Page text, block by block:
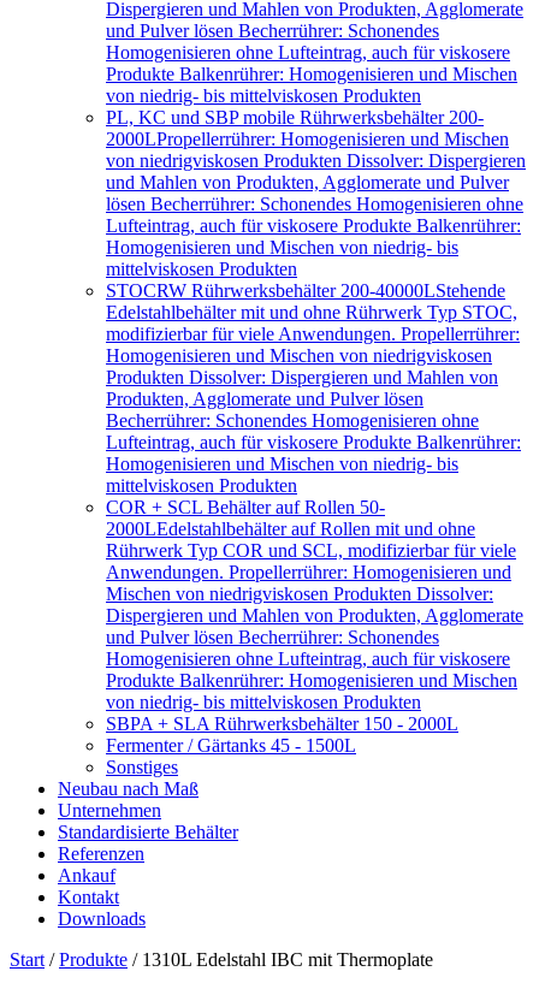
Dispergieren und Mahlen von Produkten, Agglomerate
und Pulver lösen Becherrührer: Schonendes
Homogenisieren ohne Lufteintrag, auch für viskosere
Produkte Balkenrührer: Homogenisieren und Mischen
von niedrig- bis mittelviskosen Produkten
PL, KC und SBP mobile Rührwerksbehälter 200-
2000LPropellerrührer: Homogenisieren und Mischen
von niedrigviskosen Produkten Dissolver: Dispergieren
und Mahlen von Produkten, Agglomerate und Pulver
lösen Becherrührer: Schonendes Homogenisieren ohne
Lufteintrag, auch für viskosere Produkte Balkenrührer:
Homogenisieren und Mischen von niedrig- bis
mittelviskosen Produkten
STOCRW Rührwerksbehälter 200-40000LStehende
Edelstahlbehälter mit und ohne Rührwerk Typ STOC,
modifizierbar für viele Anwendungen. Propellerrührer:
Homogenisieren und Mischen von niedrigviskosen
Produkten Dissolver: Dispergieren und Mahlen von
Produkten, Agglomerate und Pulver lösen
Becherrührer: Schonendes Homogenisieren ohne
Lufteintrag, auch für viskosere Produkte Balkenrührer:
Homogenisieren und Mischen von niedrig- bis
mittelviskosen Produkten
COR + SCL Behälter auf Rollen 50-
2000LEdelstahlbehälter auf Rollen mit und ohne
Rührwerk Typ COR und SCL, modifizierbar für viele
Anwendungen. Propellerrührer: Homogenisieren und
Mischen von niedrigviskosen Produkten Dissolver:
Dispergieren und Mahlen von Produkten, Agglomerate
und Pulver lösen Becherrührer: Schonendes
Homogenisieren ohne Lufteintrag, auch für viskosere
Produkte Balkenrührer: Homogenisieren und Mischen
von niedrig- bis mittelviskosen Produkten
SBPA + SLA Rührwerksbehälter 150 - 2000L
Fermenter / Gärtanks 45 - 1500L
Sonstiges
Neubau nach Maß
Unternehmen
Standardisierte Behälter
Referenzen
Ankauf
Kontakt
Downloads
Start /Produkte / 1310L Edelstahl IBC mit Thermoplate